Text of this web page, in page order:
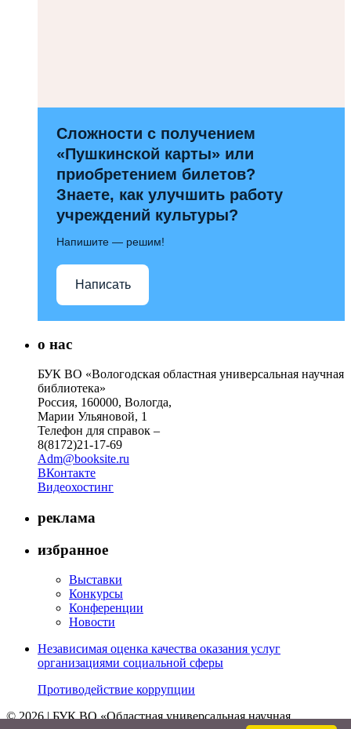
Сложности с получением
«Пушкинской карты» или
приобретением билетов?
Знаете, как улучшить работу
учреждений культуры?
Напишите — решим!
Написать
о нас
БУК ВО «Вологодская областная универсальная научная
библиотека»
Россия, 160000, Вологда,
Марии Ульяновой, 1
Телефон для справок –
8(8172)21-17-69
Adm@booksite.ru
ВКонтакте
Видеохостинг
реклама
избранное
Выставки
Конкурсы
Конференции
Новости
Независимая оценка качества оказания услуг
организациями социальной сферы
Противодействие коррупции
© 2026 | БУК ВО «Областная универсальная научная